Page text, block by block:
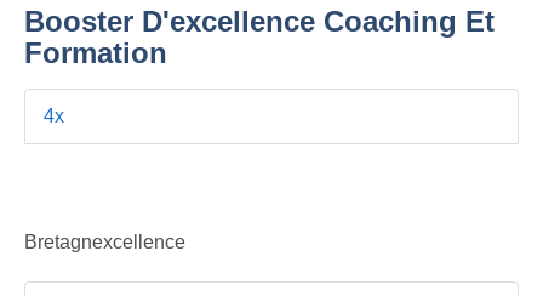
Booster D'excellence Coaching Et
Formation
4x
Bretagnexcellence